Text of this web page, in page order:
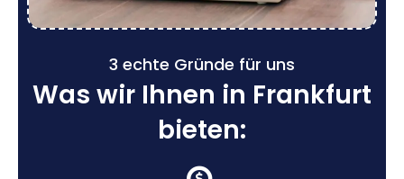
3 echte Gründe für uns
Was wir Ihnen in Frankfurt
bieten: